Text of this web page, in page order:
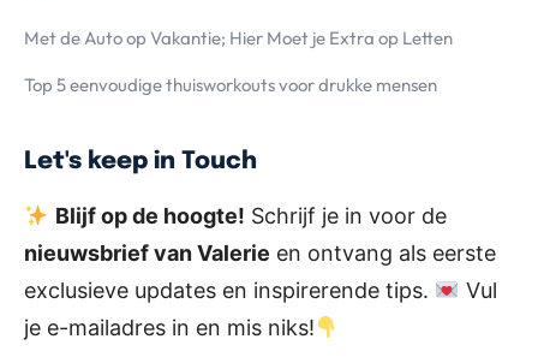
Met de Auto op Vakantie; Hier Moet je Extra op Letten
Top 5 eenvoudige thuisworkouts voor drukke mensen
Let's keep in Touch
Blijf op de hoogte! Schrijf je in voor de
nieuwsbrief van Valerie en ontvang als eerste
exclusieve updates en inspirerende tips.
Vul
je e-mailadres in en mis niks!